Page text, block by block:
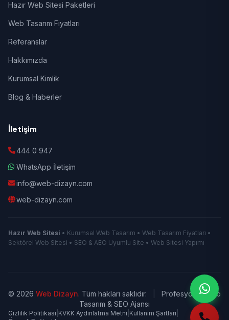
Hazır Web Sitesi Paketleri
Web Tasarım Fiyatları
Referanslar
Hakkımızda
Kurumsal Kimlik
Blog & Haberler
İletişim
444 0 947
WhatsApp İletişim
info@web-dizayn.com
web-dizayn.com
Hazır Web Sitesi • Kurumsal Web Tasarım • Web Tasarım Fiyatları •
Sektörel Web Sitesi • SEO & AEO Uyumlu Site • Web Sitesi Yapımı
© 2026 Web Dizayn. Tüm hakları saklıdır.
Profesyonel Web
Tasarım & SEO Ajansı
Gizlilik Politikası KVKK Aydınlatma Metni Kullanım Şartları